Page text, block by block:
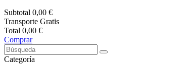
Subtotal 0,00 €
Transporte Gratis
Total 0,00 €
Comprar
Categoría